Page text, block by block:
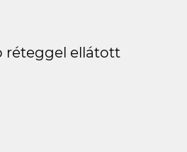
réteggel ellátott